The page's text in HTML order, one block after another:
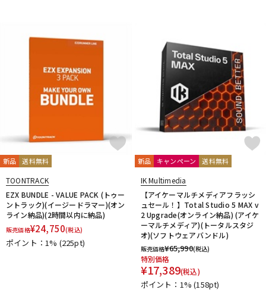
新品 送料無料
TOONTRACK
EZX BUNDLE - VALUE PACK (トゥー
ントラック)(イージードラマー)(オン
ライン納品)(2時間以内に納品)
販売価格¥24,750(税込)
ポイント：1% (225pt)
新品 キャンペーン 送料無料
IK Multimedia
【アイケーマルチメディアフラッシ
ュセール！】Total Studio 5 MAX v
2 Upgrade(オンライン納品) (アイケ
ーマルチメディア)(トータルスタジ
オ)(ソフトウェアバンドル)
販売価格¥65,990(税込)
特別価格
¥17,389(税込)
ポイント：1%(158pt)